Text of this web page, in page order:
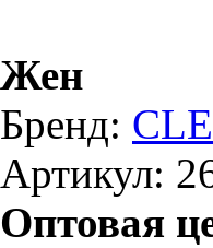
Жен
Бренд:
Артикул:
Оптовая